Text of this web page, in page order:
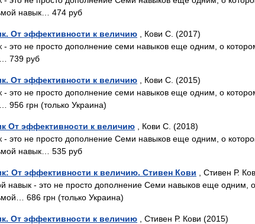
навык… 474 руб
От эффективности к величию , Кови С. (2017)
- это не просто дополнение семи навыков еще одним, о
739 руб
От эффективности к величию , Кови С. (2015)
- это не просто дополнение семи навыков еще одним, о
956 грн (только Украина)
От эффективности к величию , Кови С. (2018)
- это не просто дополнение Семи навыков еще одним, о
навык… 535 руб
От эффективности к величию. Стивен Кови , Стивен Р.
навык - это не просто дополнение Семи навыков еще одним,
686 грн (только Украина)
От эффективности к величию , Стивен Р. Кови (2015)